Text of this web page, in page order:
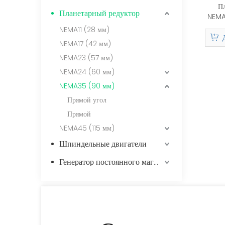
Планетарный редуктор
NEMA11 (28 мм)
NEMA17 (42 мм)
NEMA23 (57 мм)
NEMA24 (60 мм)
NEMA35 (90 мм)
Прямой угол
Прямой
NEMA45 (115 мм)
Шпиндельные двигатели
Генератор постоянного магнита
L2/